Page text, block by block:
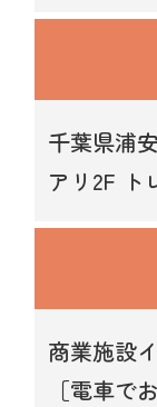
千葉県浦
アリ2F ト
商業施設
［電車で